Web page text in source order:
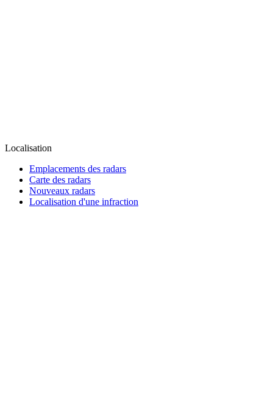
Localisation
Emplacements des radars
Carte des radars
Nouveaux radars
Localisation d'une infraction